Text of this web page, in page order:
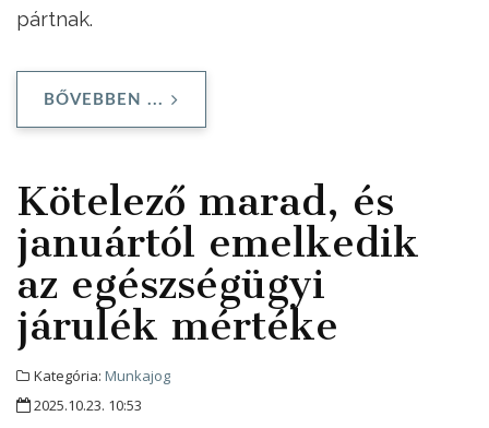
pártnak.
BŐVEBBEN ...
Kötelező marad, és
januártól emelkedik
az egészségügyi
járulék mértéke
Kategória: Munkajog
2025.10.23. 10:53